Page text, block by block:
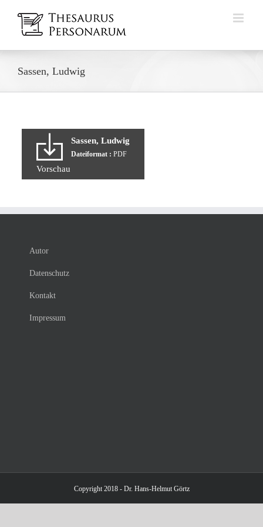
Inhalt
springen
Sassen, Ludwig
Sassen, Ludwig
Dateiformat : PDF
Vorschau
Autor
Datenschutz
Kontakt
Impressum
Copyright 2018 - Dr. Hans-Helmut Görtz